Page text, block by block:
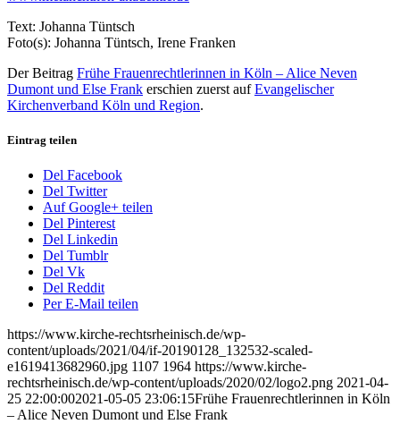
Text: Johanna Tüntsch
Foto(s): Johanna Tüntsch, Irene Franken
Der Beitrag Frühe Frauenrechtlerinnen in Köln – Alice Neven
Dumont und Else Frank erschien zuerst aufEvangelischer
Kirchenverband Köln und Region.
Eintrag teilen
Del Facebook
Del Twitter
Auf Google+ teilen
Del Pinterest
Del Linkedin
Del Tumblr
Del Vk
Del Reddit
Per E-Mail teilen
https://www.kirche-rechtsrheinisch.de/wp-
content/uploads/2021/04/if-20190128_132532-scaled-
e1619413682960.jpg 1107 1964 https://www.kirche-
rechtsrheinisch.de/wp-content/uploads/2020/02/logo2.png 2021-04-
25 22:00:002021-05-05 23:06:15Frühe Frauenrechtlerinnen in Köln
– Alice Neven Dumont und Else Frank